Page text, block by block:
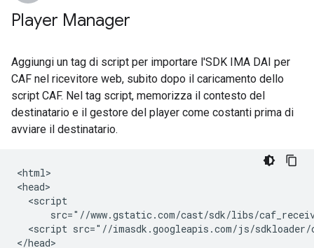
Player Manager
Aggiungi un tag di script per importare l'SDK IMA DAI per
CAF nel ricevitore web, subito dopo il caricamento dello
script CAF. Nel tag script, memorizza il contesto del
destinatario e il gestore del player come costanti prima di
avviare il destinatario.
<html>
<head>
  <script
src="//www.gstatic.com/cast/sdk/libs/
<script src="//imasdk.googleapis.com/js/
</head>